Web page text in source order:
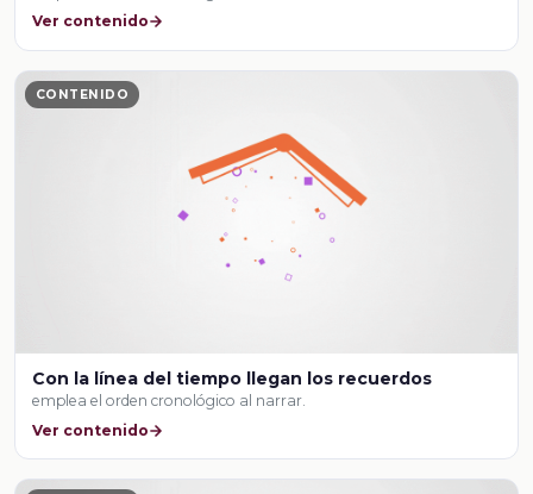
Ver contenido
CONTENIDO
Con la línea del tiempo llegan los recuerdos
emplea el orden cronológico al narrar.
Ver contenido